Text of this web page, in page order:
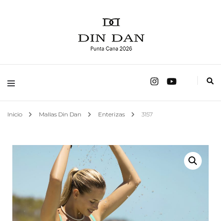
Mallas Din Dan
Inicio Mallas Din Dan Enterizas 3157